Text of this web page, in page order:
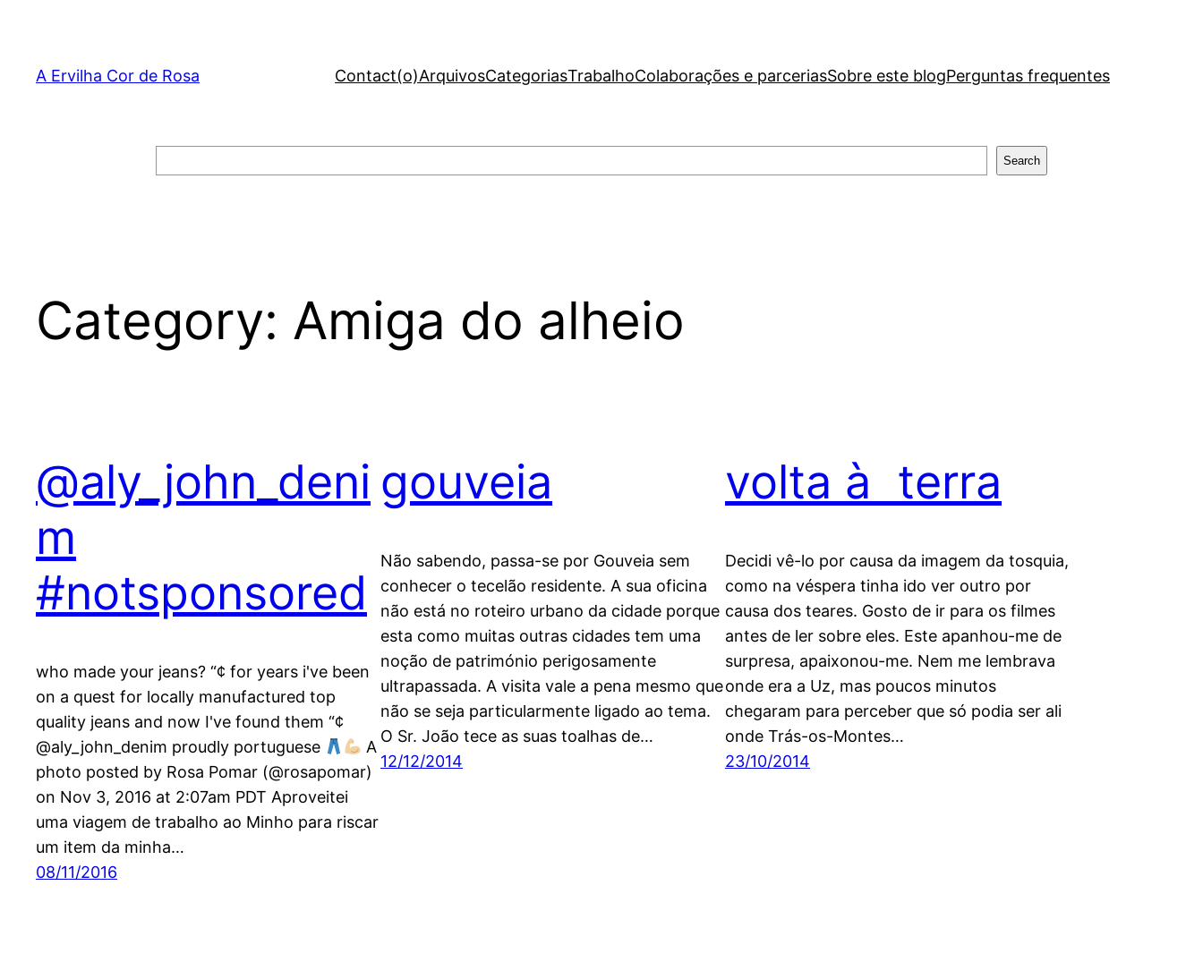
content
A Ervilha Cor de Rosa Contact(o)ArquivosCategoriasTrabalhoColaborações e parceriasSobre este blogPerguntas frequentes
Search
Category: Amiga do alheio
@aly_john_deni
m
#notsponsored
who made your jeans? “¢ for years i've been
on a quest for locally manufactured top
quality jeans and now I've found them “¢
@aly_john_denim proudly portuguese
A
photo posted by Rosa Pomar (@rosapomar)
on Nov 3, 2016 at 2:07am PDT Aproveitei
uma viagem de trabalho ao Minho para riscar
um item da minha…
08/11/2016
gouveia
Não sabendo, passa-se por Gouveia sem
conhecer o tecelão residente. A sua oficina
não está no roteiro urbano da cidade porque
esta como muitas outras cidades tem uma
noção de património perigosamente
ultrapassada. A visita vale a pena mesmo que
não se seja particularmente ligado ao tema.
O Sr. João tece as suas toalhas de…
12/12/2014
volta à terra
Decidi vê-lo por causa da imagem da tosquia,
como na véspera tinha ido ver outro por
causa dos teares. Gosto de ir para os filmes
antes de ler sobre eles. Este apanhou-me de
surpresa, apaixonou-me. Nem me lembrava
onde era a Uz, mas poucos minutos
chegaram para perceber que só podia ser ali
onde Trás-os-Montes…
23/10/2014